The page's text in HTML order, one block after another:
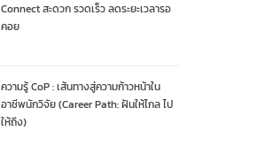
Connect สะดวก รวดเร็ว ลดระยะเวลารอ
คอย
ความรู้ CoP : เส้นทางสู่ความก้าวหน้าใน
อาชีพนักวิจัย (Career Path: ฝันให้ไกล ไป
ให้ถึง)